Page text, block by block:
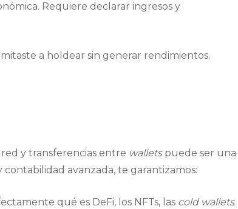
Requiere declarar ingresos y
a holdear sin generar rendimientos.
y transferencias entre walletspuede ser una
contabilidad avanzada, te garantizamos:
qué es DeFi, los NFTs, las cold wallets